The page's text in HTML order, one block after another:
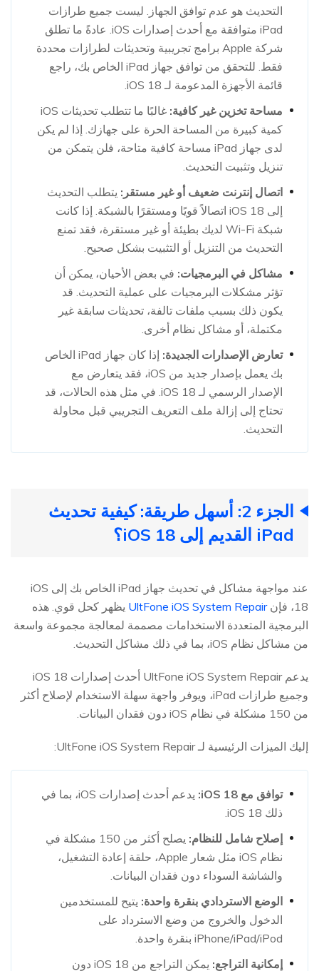
التحديث هو عدم توافق الجهاز. ليست جميع طرازات
iPad متوافقة مع أحدث إصدارات iOS. عادةً ما تطلق
شركة Apple برامج تجريبية وتحديثات لطرازات محددة
فقط. للتحقق من توافق جهاز iPad الخاص بك، راجع
قائمة الأجهزة المدعومة لـ iOS 18.
مساحة تخزين غير كافية:
غالبًا ما تتطلب تحديثات iOS
كمية كبيرة من المساحة الحرة على جهازك. إذا لم يكن
لدى جهاز iPad مساحة كافية متاحة، فلن يتمكن من
تنزيل وتثبيت التحديث.
اتصال إنترنت ضعيف أو غير مستقر: يتطلب التحديث
إلى iOS 18 اتصالاً قويًا ومستقرًا بالشبكة. إذا كانت
شبكة Wi-Fi لديك بطيئة أو غير مستقرة، فقد تمنع
التحديث من التنزيل أو التثبيت بشكل صحيح.
مشاكل في البرمجيات: في بعض الأحيان، يمكن أن
تؤثر مشكلات البرمجيات على عملية التحديث. قد
يكون ذلك بسبب ملفات تالفة، تحديثات سابقة غير
مكتملة، أو مشاكل نظام أخرى.
تعارض الإصدارات الجديدة:
إذا كان جهاز iPad الخاص
بك يعمل بإصدار جديد من iOS، فقد يتعارض مع
الإصدار الرسمي لـ iOS 18. في مثل هذه الحالات، قد
تحتاج إلى إزالة ملف التعريف التجريبي قبل محاولة
التحديث.
الجزء 2: أسهل طريقة: كيفية تحديث
iPad القديم إلى iOS 18؟
عند مواجهة مشاكل في تحديث جهاز iPad الخاص بك إلى iOS
18، فإن
UltFone iOS System Repair يظهر كحل قوي. هذه
البرمجية المتعددة الاستخدامات مصممة لمعالجة مجموعة واسعة
من مشاكل نظام iOS، بما في ذلك مشاكل التحديث.
يدعم UltFone iOS System Repair أحدث إصدارات iOS 18
وجميع طرازات iPad، ويوفر واجهة سهلة الاستخدام لإصلاح أكثر
من 150 مشكلة في نظام iOS دون فقدان البيانات.
إليك الميزات الرئيسية لـ UltFone iOS System Repair:
توافق مع iOS 18:
يدعم أحدث إصدارات iOS، بما في
ذلك iOS 18.
إصلاح شامل للنظام:
يصلح أكثر من 150 مشكلة في
نظام iOS مثل شعار Apple، حلقة إعادة التشغيل،
والشاشة السوداء دون فقدان البيانات.
الوضع الاستردادي بنقرة واحدة: يتيح للمستخدمين
الدخول والخروج من وضع الاسترداد على
iPhone/iPad/iPod بنقرة واحدة.
إمكانية التراجع:
يمكن التراجع من iOS 18 دون